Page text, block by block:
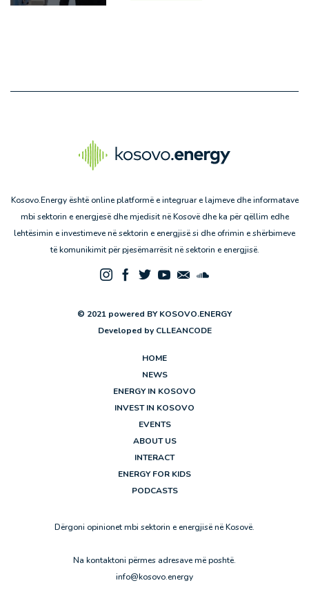
Kosovo.Energy është online platformë e integruar e lajmeve dhe informatave
mbi sektorin e energjesë dhe mjedisit në Kosovë dhe ka për qëllim edhe
lehtësimin e investimeve në sektorin e energjisë si dhe ofrimin e shërbimeve
të komunikimit për pjesëmarrësit në sektorin e energjisë.
© 2021 powered BY KOSOVO.ENERGY
Developed by CLLEANCODE
HOME
NEWS
ENERGY IN KOSOVO
INVEST IN KOSOVO
EVENTS
ABOUT US
INTERACT
ENERGY FOR KIDS
PODCASTS
Dërgoni opinionet mbi sektorin e energjisë në Kosovë.
Na kontaktoni përmes adresave më poshtë.
info@kosovo.energy